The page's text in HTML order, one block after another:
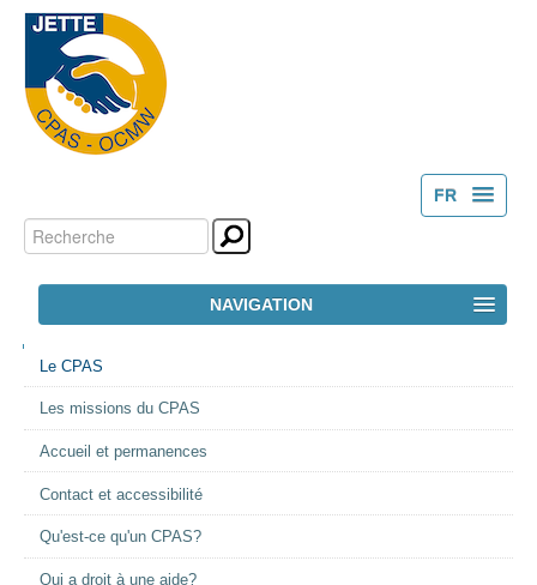
FR
Outils
personnels
Chercher par
Recherche
NAVIGATION
LE CPAS
ACTION SOCIALE
EMPLOI
NAVIGATION
Le CPAS
Les missions du CPAS
Accueil et permanences
Contact et accessibilité
Qu'est-ce qu'un CPAS?
Qui a droit à une aide?